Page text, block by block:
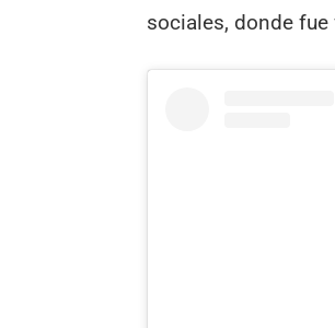
sociales, donde